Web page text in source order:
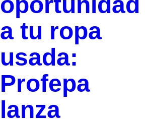
a tu ropa
usada:
Profepa
lanza